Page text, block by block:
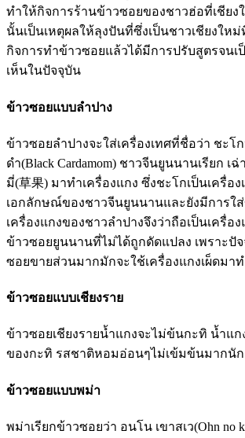
ทำให้กิจการร้านข้าวซอยของชาวฮ่อที่เชียง
นั้นเป็นเหตุผลให้ลุงปันที่ซึ่งเป็นชาวเชียงให
กิจการทำข้าวซอยแล้วได้มีการปรับสูตรจนเ
เห็นในปัจจุบัน
ข้าวซอยแบบลำปาง
ข้าวซอยลำปางจะใส่เครื่องเทศที่ชื่อว่า ชะโ
ดำ(Black Cardamom) ชาวจีนยูนนานเรียก เ
มี่(草果) มาทำเครื่องแกง ซึ่งชะโกเป็นเครื่อง
เอกลักษณ์ของชาวจีนยูนนานและยังมีการใ
เครื่องแกงของชาวลำปางจึงว่าถือเป็นเครื่อ
ข้าวซอยยูนนานที่ไม่ได้ถูกดัดแปลง เพราะปั
ซอยขายส่วนมากมักจะใช้เครื่องแกงเผ็ดมา
ข้าวซอยแบบเชียงราย
ข้าวซอยเชียงรายน้ำแกงจะไม่ข้นกะทิ น้ำแก
ของกะทิ รสชาติหอมอ่อนๆไม่เข้มข้นมากนัก
ข้าวซอยแบบพม่า
พม่าเรียกข้าวซอยว่า อนโน เขาสเว(Ohn no